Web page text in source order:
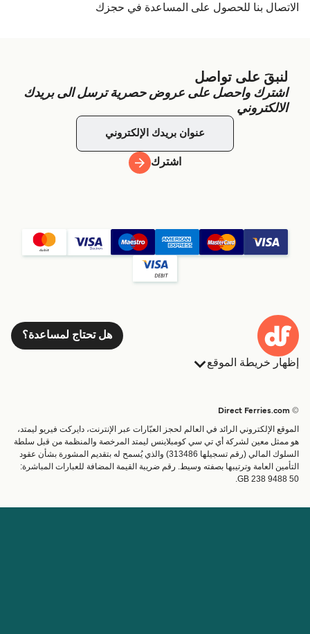
الاتصال بنا للحصول على المساعدة في حجزك
لنبقَ على تواصل
اشترك واحصل على عروض حصرية ترسل الى بريدك
الالكتروني
اشترك
هل تحتاج لمساعدة؟
إظهار خريطة الموقع
البلدان
خدمات الزبائن
الباحث عن الرحلات والموانئ
تذاكر العبّارة
العبارات
شحن
عبارة صغيرة
القطار والعبارة
الموقع الإلكتروني الرائد في العالم لحجز العبّارات عبر الإنترنت، دايركت فيريو ليمتد،
هو ممثل معين لشركة أي تي سي كومبلاينس ليمتد المرخصة والمنظمة من قبل سلطة
السلوك المالي (رقم تسجيلها 313486) والذي يُسمح له بتقديم المشورة بشأن عقود
التأمين العامة وترتيبها بصفته وسيط. رقم ضريبة القيمة المضافة للعبارات المباشرة:
GB 238 9488 50.